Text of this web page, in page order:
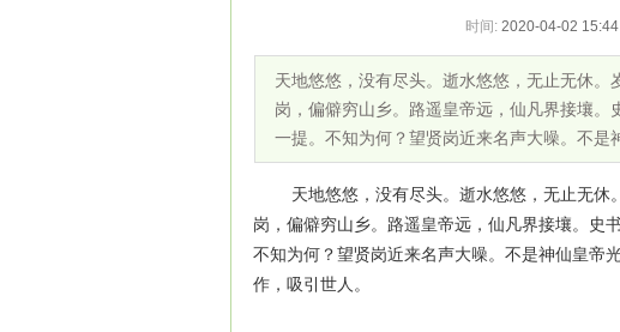
时间: 2020-04-02 15:44
天地悠悠，没有尽头。逝水悠悠，无止无休
岗，偏僻穷山乡。路遥皇帝远，仙凡界接壤
一提。不知为何？望贤岗近来名声大噪。不是
天地悠悠，没有尽头。逝水悠悠，无止无休
岗，偏僻穷山乡。路遥皇帝远，仙凡界接壤。史
不知为何？望贤岗近来名声大噪。不是神仙皇帝
作，吸引世人。